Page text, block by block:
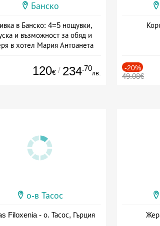
Банско
в Банско: 4=5 нощувки,
и възможност за обяд и
в хотел Мария Антоанета
120€ / 234.70
лв.
-20%
49.08€
о-в Тасос
Filoxenia - о. Тасос, Гърция